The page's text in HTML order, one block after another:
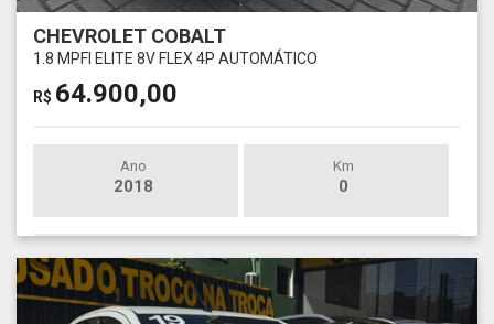
CHEVROLET COBALT
1.8 MPFI ELITE 8V FLEX 4P AUTOMÁTICO
R$ 64.900,00
Ano
2018
Km
0